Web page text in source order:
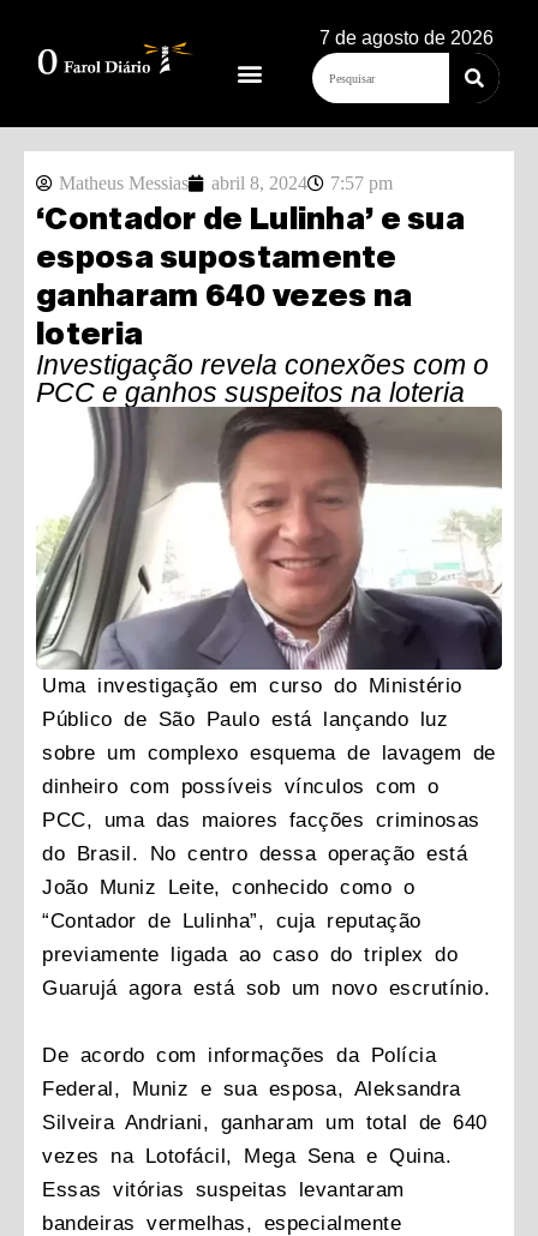
7 de agosto de 2026
Matheus Messias abril 8, 2024 7:57 pm
‘Contador de Lulinha’ e sua
esposa supostamente
ganharam 640 vezes na
loteria
Investigação revela conexões com o
PCC e ganhos suspeitos na loteria
Uma investigação em curso do Ministério
Público de São Paulo está lançando luz
sobre um complexo esquema de lavagem de
dinheiro com possíveis vínculos com o
PCC, uma das maiores facções criminosas
do Brasil. No centro dessa operação está
João Muniz Leite, conhecido como o
“Contador de Lulinha”, cuja reputação
previamente ligada ao caso do triplex do
Guarujá agora está sob um novo escrutínio.
De acordo com informações da Polícia
Federal, Muniz e sua esposa, Aleksandra
Silveira Andriani, ganharam um total de 640
vezes na Lotofácil, Mega Sena e Quina.
Essas vitórias suspeitas levantaram
bandeiras vermelhas, especialmente